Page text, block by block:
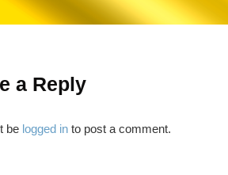
a Reply
be logged in to post a comment.